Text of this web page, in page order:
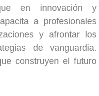
en innovación y
a profesionales
y afrontar los
de vanguardia.
construyen el futuro